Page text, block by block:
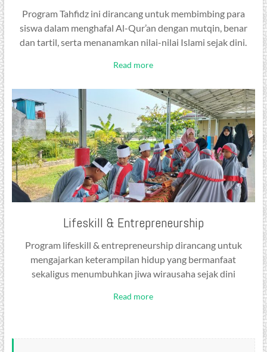
Program Tahfidz ini dirancang untuk membimbing para
siswa dalam menghafal Al-Qur’an dengan mutqin, benar
dan tartil, serta menanamkan nilai-nilai Islami sejak dini.
Read more
Lifeskill & Entrepreneurship
Program lifeskill & entrepreneurship dirancang untuk
mengajarkan keterampilan hidup yang bermanfaat
sekaligus menumbuhkan jiwa wirausaha sejak dini
Read more